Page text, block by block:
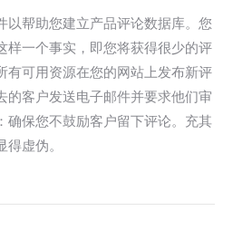
以帮助您建立产品评论数据库。您
样一个事实，即您将获得很少的评
有可用资源在您的网站上发布新评
的客户发送电子邮件并要求他们审
确保您不鼓励客户留下评论。充其
虚伪。